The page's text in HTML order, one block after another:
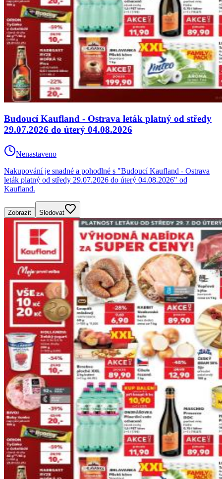
Budoucí Kaufland - Ostrava leták platný od středy
29.07.2026 do úterý 04.08.2026
Nenastaveno
Nakupování je snadné a pohodlné s "Budoucí Kaufland - Ostrava
leták platný od středy 29.07.2026 do úterý 04.08.2026" od
Kaufland.
Zobrazit Sledovat